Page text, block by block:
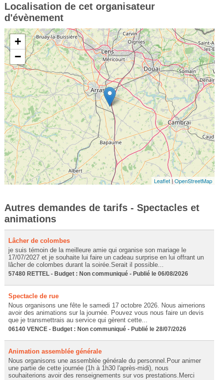
Localisation de cet organisateur
d'évènement
+
−
Leaflet|OpenStreetMap
Autres demandes de tarifs - Spectacles et
animations
Lâcher de colombes
je suis témoin de la meilleure amie qui organise son mariage le
17/07/2027 et je souhaite lui faire un cadeau surprise en lui offrant un
lâcher de colombes durant la soirée.Serait il possible...
57480 RETTEL - Budget : Non communiqué - Publié le 06/08/2026
Spectacle de rue
Nous organisons une fête le samedi 17 octobre 2026. Nous aimerions
avoir des animations sur la journée. Pouvez vous nous faire un devis
que je transmettrais au service qui gèrent cette...
06140 VENCE - Budget : Non communiqué - Publié le 28/07/2026
Animation assemblée générale
Nous organisons une assemblée générale du personnel.Pour animer
une partie de cette journée (1h à 1h30 l'après-midi), nous
souhaiterions avoir des renseignements sur vos prestations.Merci